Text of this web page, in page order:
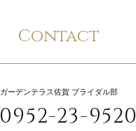
Contact
ガーデンテラス佐賀 ブライダル部
0952-23-9520